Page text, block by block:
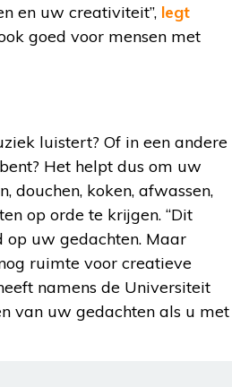
en uw creativiteit”, legt
goed voor mensen met
luistert? Of in een andere
Het helpt dus om uw
douchen, koken, afwassen,
op orde te krijgen. “Dit
op uw gedachten. Maar
ruimte voor creatieve
namens de Universiteit
van uw gedachten als u met